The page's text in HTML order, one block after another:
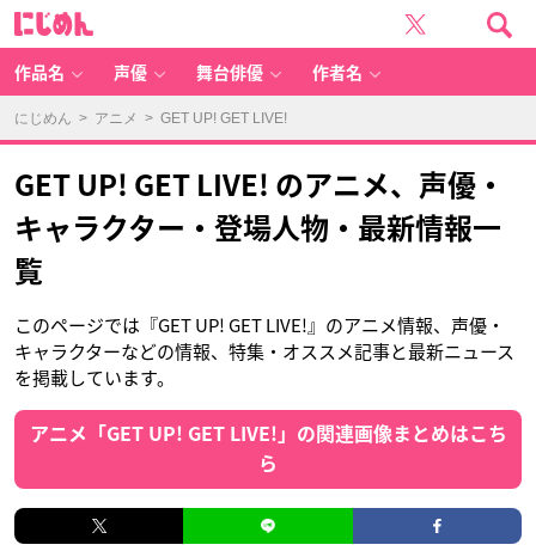
作品名 声優 舞台俳優 作者名
にじめん > アニメ > GET UP! GET LIVE!
GET UP! GET LIVE! のアニメ、声優・
キャラクター・登場人物・最新情報一
覧
このページでは『GET UP! GET LIVE!』のアニメ情報、声優・
キャラクターなどの情報、特集・オススメ記事と最新ニュース
を掲載しています。
アニメ「GET UP! GET LIVE!」の関連画像まとめはこち
ら